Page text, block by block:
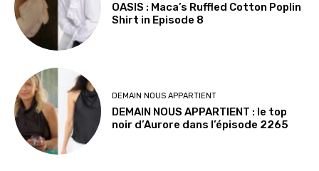
OASIS : Maca’s Ruffled Cotton Poplin
Shirt in Episode 8
DEMAIN NOUS APPARTIENT
DEMAIN NOUS APPARTIENT : le top
noir d’Aurore dans l’épisode 2265